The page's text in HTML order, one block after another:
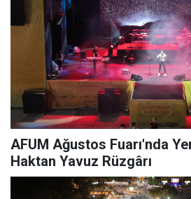
AFUM Ağustos Fuarı'nda
Haktan Yavuz Rüzgârı